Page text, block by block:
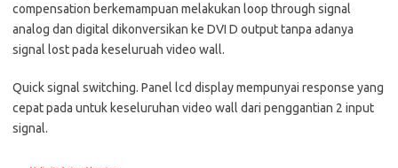
compensation berkemampuan melakukan loop through signal
analog dan digital dikonversikan ke DVI D output tanpa adanya
signal lost pada keseluruah video wall.
Quick signal switching. Panel lcd display mempunyai response yang
cepat pada untuk keseluruhan video wall dari penggantian 2 input
signal.